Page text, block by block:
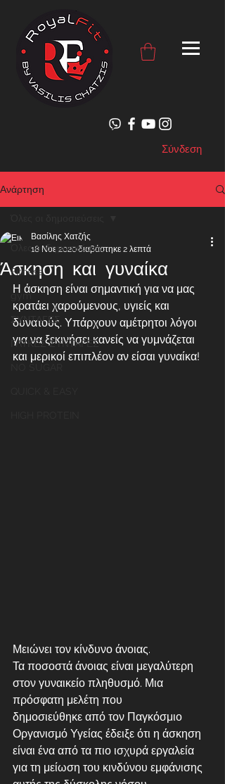
Σύνδεση
Ανάρτηση
Όλες οι δημοσιεύσεις
Fitness
gym
ΣΥΝΤΑΓΕΣ
ΓΛΥΚΕΣ ΣΥΝΤΑΓΕΣ
Άσκηση και γυναίκα
Βασίλης Χατζής
18 Νοε 2020διαβάστηκε 2 λεπτά
Η άσκηση είναι σημαντική για να μας
κρατάει χαρούμενους, υγιείς και
δυνατούς. Υπάρχουν αμέτρητοι λόγοι
για να ξεκινήσει κανείς να γυμνάζεται
και μερικοί επιπλέον αν είσαι γυναίκα!
Μειώνει τον κίνδυνο άνοιας.
Τα ποσοστά άνοιας είναι μεγαλύτερη
στον γυναικείο πληθυσμό. Μια
πρόσφατη μελέτη που
δημοσιεύθηκε από τον Παγκόσμιο
Οργανισμό Υγείας έδειξε ότι η άσκηση
είναι ένα από τα πιο ισχυρά εργαλεία
για τη μείωση του κινδύνου εμφάνισης